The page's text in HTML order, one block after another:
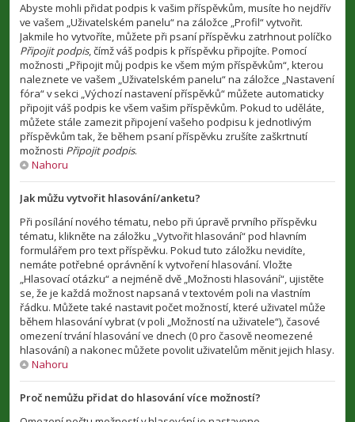
Abyste mohli přidat podpis k vašim příspěvkům, musíte ho nejdřív
ve vašem „Uživatelském panelu“ na záložce „Profil“ vytvořit.
Jakmile ho vytvoříte, můžete při psaní příspěvku zatrhnout políčko
Připojit podpis, čímž váš podpis k příspěvku připojíte. Pomocí
možnosti „Připojit můj podpis ke všem mým příspěvkům“, kterou
naleznete ve vašem „Uživatelském panelu“ na záložce „Nastavení
fóra“ v sekci „Výchozí nastavení příspěvků“ můžete automaticky
připojit váš podpis ke všem vašim příspěvkům. Pokud to uděláte,
můžete stále zamezit připojení vašeho podpisu k jednotlivým
příspěvkům tak, že během psaní příspěvku zrušíte zaškrtnutí
možnosti Připojit podpis.
Nahoru
Jak můžu vytvořit hlasování/anketu?
Při posílání nového tématu, nebo při úpravě prvního příspěvku
tématu, klikněte na záložku „Vytvořit hlasování“ pod hlavním
formulářem pro text příspěvku. Pokud tuto záložku nevidíte,
nemáte potřebné oprávnění k vytvoření hlasování. Vložte
„Hlasovací otázku“ a nejméně dvě „Možnosti hlasování“, ujistěte
se, že je každá možnost napsaná v textovém poli na vlastním
řádku. Můžete také nastavit počet možností, které uživatel může
během hlasování vybrat (v poli „Možností na uživatele“), časové
omezení trvání hlasování ve dnech (0 pro časově neomezené
hlasování) a nakonec můžete povolit uživatelům měnit jejich hlasy.
Nahoru
Proč nemůžu přidat do hlasování více možností?